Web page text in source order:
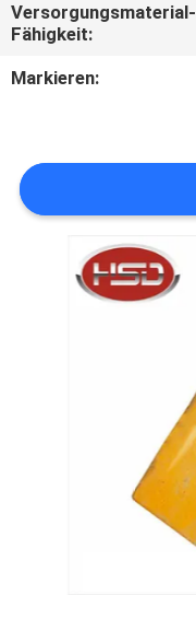
TRETEN
SIE
UNS
IN
VERBINDUNG
FORDERN
Versorgungsmaterial-
Fähigkeit:
Markieren: